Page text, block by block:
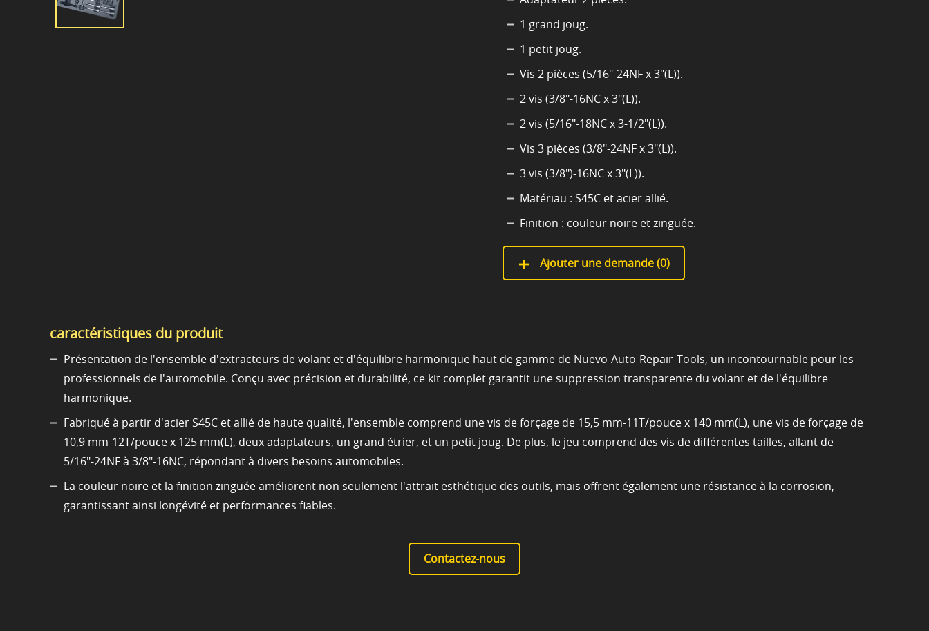
1 grand joug.
1 petit joug.
Vis 2 pièces (5/16"-24NF x 3"(L)).
2 vis (3/8"-16NC x 3"(L)).
2 vis (5/16"-18NC x 3-1/2"(L)).
Vis 3 pièces (3/8"-24NF x 3"(L)).
3 vis (3/8")-16NC x 3"(L)).
Matériau : S45C et acier allié.
Finition : couleur noire et zinguée.
Ajouter une demande (0)
caractéristiques du produit
Présentation de l'ensemble d'extracteurs de volant et d'équilibre harmonique haut de gamme de Nuevo-Auto-Repair-Tools, un incontournable pour les
professionnels de l'automobile. Conçu avec précision et durabilité, ce kit complet garantit une suppression transparente du volant et de l'équilibre
harmonique.
Fabriqué à partir d'acier S45C et allié de haute qualité, l'ensemble comprend une vis de forçage de 15,5 mm-11T/pouce x 140 mm(L), une vis de forçage de
10,9 mm-12T/pouce x 125 mm(L), deux adaptateurs, un grand étrier, et un petit joug. De plus, le jeu comprend des vis de différentes tailles, allant de
5/16"-24NF à 3/8"-16NC, répondant à divers besoins automobiles.
La couleur noire et la finition zinguée améliorent non seulement l'attrait esthétique des outils, mais offrent également une résistance à la corrosion,
garantissant ainsi longévité et performances fiables.
Contactez-nous